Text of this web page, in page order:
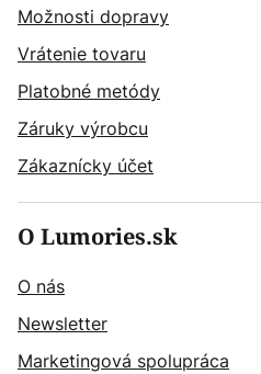
Možnosti dopravy
Vrátenie tovaru
Platobné metódy
Záruky výrobcu
Zákaznícky účet
O Lumories.sk
O nás
Newsletter
Marketingová spolupráca